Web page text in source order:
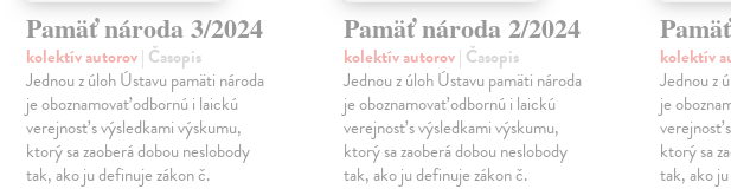
Pamäť národa 3/2024
kolektív autorov| Časopis
Jednou z úloh Ústavu pamäti národa
je oboznamovať odbornú i laickú
verejnosť s výsledkami výskumu,
ktorý sa zaoberá dobou neslobody
tak, ako ju definuje zákon č.
Pamäť národa 2/2024
kolektív autorov| Časopis
Jednou z úloh Ústavu pamäti národa
je oboznamovať odbornú i laickú
verejnosť s výsledkami výskumu,
ktorý sa zaoberá dobou neslobody
tak, ako ju definuje zákon č.
kolektív
Jednou z
je
verejnosť
ktorý sa
tak, ako